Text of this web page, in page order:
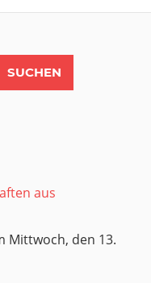
SUCHEN
aus
Mittwoch, den 13.